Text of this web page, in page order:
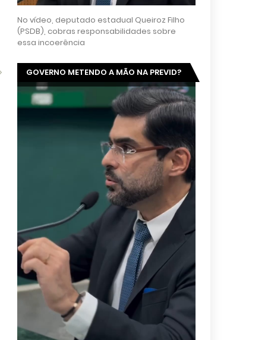
No vídeo, deputado estadual Queiroz Filho
(PSDB), cobras responsabilidades sobre
essa incoerência
GOVERNO METENDO A MÃO NA PREVID?